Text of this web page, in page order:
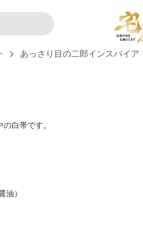
あっさり目の二郎インスパイア
白帯です。
油）